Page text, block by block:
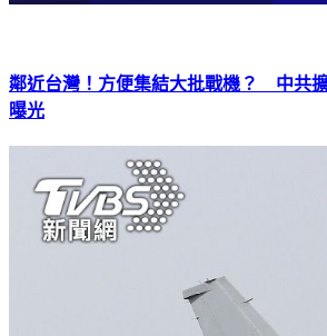
鄰近台灣！方便集結大批戰機？ 中共
曝光